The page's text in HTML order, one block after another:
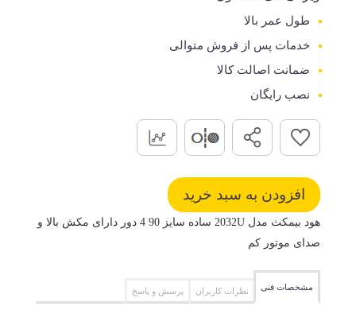
طول عمر بالا
خدمات پس از فروش متوالی
ضمانت اصالت کالا
نصب رایگان
هود بیمکث مدل 2032U ساده سایز 90 4 دور دارای مکش بالا و
صدای موتور کم
مشخصات فنی نظرات کاربران پرسش و پاسخ